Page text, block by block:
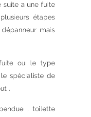
suite a une fuite
étapes
mais
ou le type
spécialiste de
.
, toilette